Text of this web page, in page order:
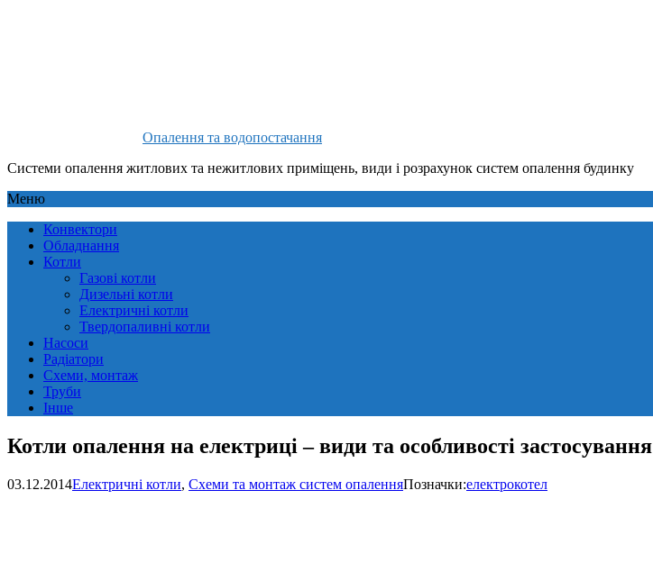
Опалення та водопостачання
Системи опалення житлових та нежитлових приміщень, види і розрахунок систем опалення будинку
Меню
Конвектори
Обладнання
Котли
Газові котли
Дизельні котли
Електричні котли
Твердопаливні котли
Насоси
Радіатори
Схеми, монтаж
Труби
Інше
Котли опалення на електриці – види та особливості застосування
03.12.2014Електричні котли, Схеми та монтаж систем опаленняПозначки:електрокотел